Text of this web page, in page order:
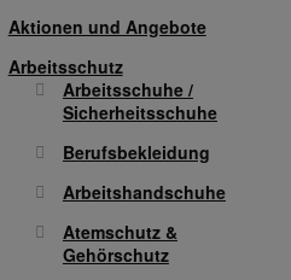
Aktionen und Angebote
Arbeitsschutz
Arbeitsschuhe /
Sicherheitsschuhe
Berufsbekleidung
Arbeitshandschuhe
Atemschutz &
Gehörschutz